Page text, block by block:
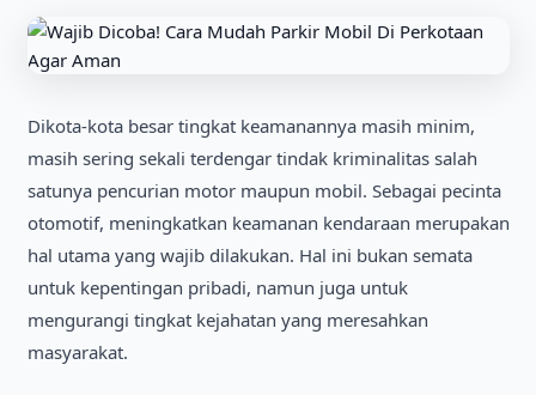
Dikota-kota besar tingkat keamanannya masih minim,
masih sering sekali terdengar tindak kriminalitas salah
satunya pencurian motor maupun mobil. Sebagai pecinta
otomotif, meningkatkan keamanan kendaraan merupakan
hal utama yang wajib dilakukan. Hal ini bukan semata
untuk kepentingan pribadi, namun juga untuk
mengurangi tingkat kejahatan yang meresahkan
masyarakat.